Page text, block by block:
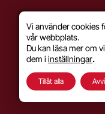
Vi använder cookies
vår webbplats.
Du kan läsa mer om
dem i inställningar.
Tillåt alla